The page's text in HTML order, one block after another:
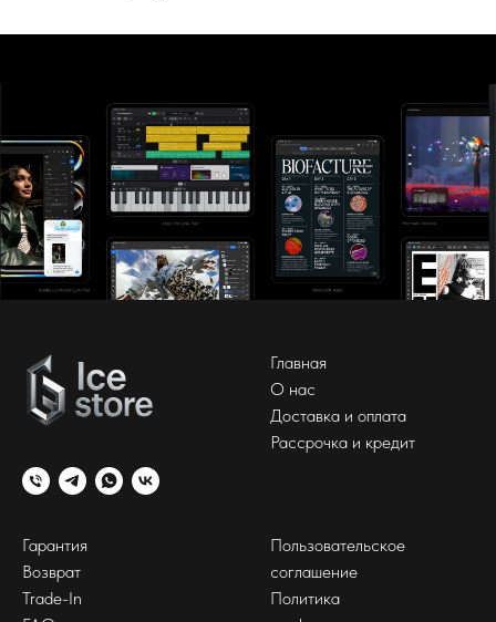
Главная
О нас
Доставка и оплата
Рассрочка и кредит
Гарантия
Возврат
Trade-In
Пользовательское
соглашение
Политика